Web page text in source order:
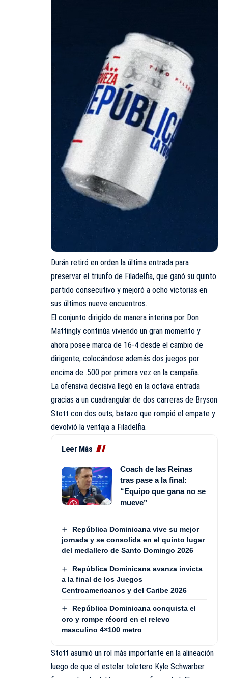
Durán retiró en orden la última entrada para
preservar el triunfo de Filadelfia, que ganó su quinto
partido consecutivo y mejoró a ocho victorias en
sus últimos nueve encuentros.
El conjunto dirigido de manera interina por Don
Mattingly continúa viviendo un gran momento y
ahora posee marca de 16-4 desde el cambio de
dirigente, colocándose además dos juegos por
encima de .500 por primera vez en la campaña.
La ofensiva decisiva llegó en la octava entrada
gracias a un cuadrangular de dos carreras de Bryson
Stott con dos outs, batazo que rompió el empate y
devolvió la ventaja a Filadelfia.
Leer Más
Coach de las Reinas
tras pase a la final:
“Equipo que gana no se
mueve”
República Dominicana vive su mejor
jornada y se consolida en el quinto lugar
del medallero de Santo Domingo 2026
República Dominicana avanza invicta
a la final de los Juegos
Centroamericanos y del Caribe 2026
República Dominicana conquista el
oro y rompe récord en el relevo
masculino 4×100 metro
Stott asumió un rol más importante en la alineación
luego de que el estelar toletero Kyle Schwarber